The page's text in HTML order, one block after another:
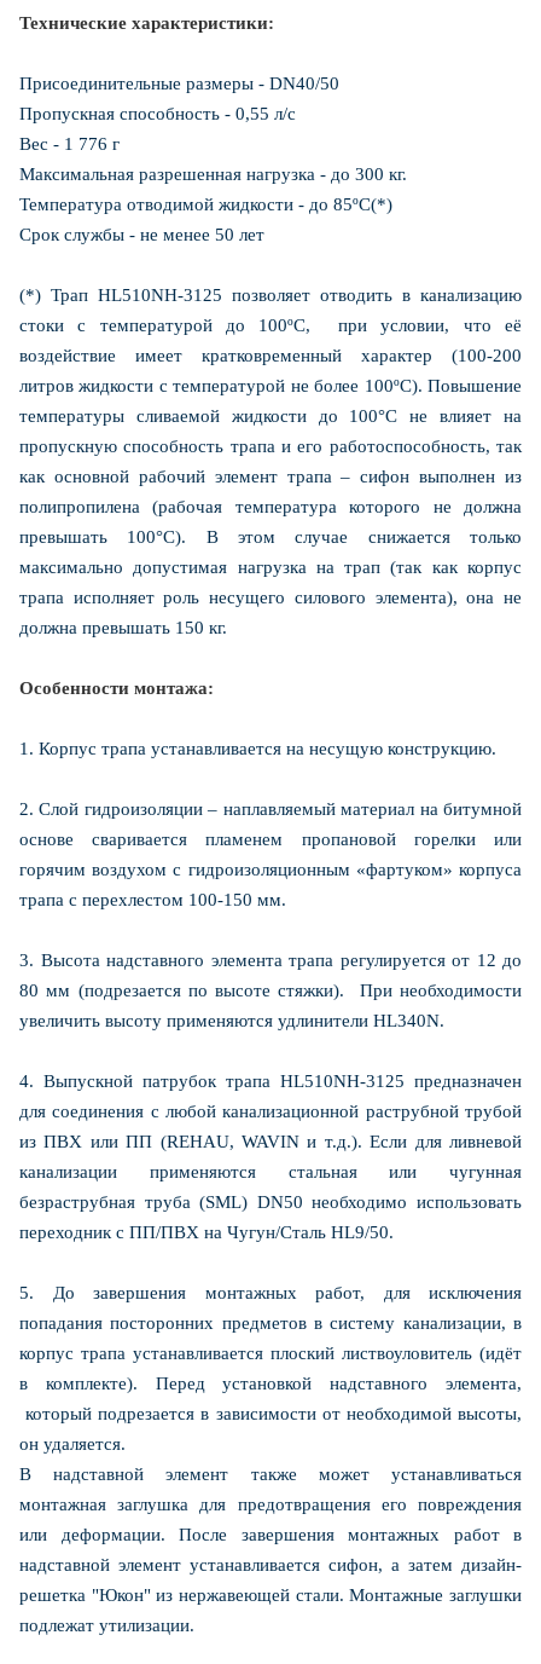
Технические характеристики:
Присоединительные размеры - DN40/50
Пропускная способность - 0,55 л/с
Вес - 1 776 г
Максимальная разрешенная нагрузка - до 300 кг.
Температура отводимой жидкости - до 85ºС(*)
Срок службы - не менее 50 лет
(*) Трап HL510NH-3125 позволяет отводить в канализацию
стоки с температурой до 100ºС, при условии, что её
воздействие имеет кратковременный характер (100-200
литров жидкости с температурой не более 100ºС). Повышение
температуры сливаемой жидкости до 100°С не влияет на
пропускную способность трапа и его работоспособность, так
как основной рабочий элемент трапа – сифон выполнен из
полипропилена (рабочая температура которого не должна
превышать 100°С). В этом случае снижается только
максимально допустимая нагрузка на трап (так как корпус
трапа исполняет роль несущего силового элемента), она не
должна превышать 150 кг.
Особенности монтажа:
1. Корпус трапа устанавливается на несущую конструкцию.
2. Слой гидроизоляции – наплавляемый материал на битумной
основе сваривается пламенем пропановой горелки или
горячим воздухом с гидроизоляционным «фартуком» корпуса
трапа с перехлестом 100-150 мм.
3. Высота надставного элемента трапа регулируется от 12 до
80 мм (подрезается по высоте стяжки). При необходимости
увеличить высоту применяются удлинители HL340N.
4. Выпускной патрубок трапа HL510NH-3125 предназначен
для соединения с любой канализационной раструбной трубой
из ПВХ или ПП (REHAU, WAVIN и т.д.). Если для ливневой
канализации применяются стальная или чугунная
безраструбная труба (SML) DN50 необходимо использовать
переходник с ПП/ПВХ на Чугун/Сталь HL9/50.
5. До завершения монтажных работ, для исключения
попадания посторонних предметов в систему канализации, в
корпус трапа устанавливается плоский листвоуловитель (идёт
в комплекте). Перед установкой надставного элемента,
который подрезается в зависимости от необходимой высоты,
он удаляется.
В надставной элемент также может устанавливаться
монтажная заглушка для предотвращения его повреждения
или деформации. После завершения монтажных работ в
надставной элемент устанавливается сифон, а затем дизайн-
решетка "Юкон" из нержавеющей стали. Монтажные заглушки
подлежат утилизации.